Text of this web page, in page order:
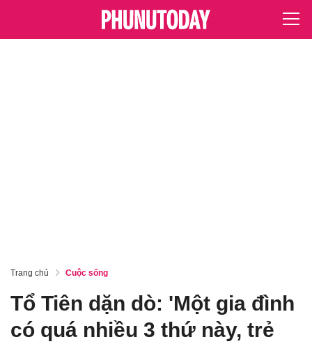
Trang chủ Cuộc sống
Tổ Tiên dặn dò: 'Một gia đình
có quá nhiều 3 thứ này, trẻ